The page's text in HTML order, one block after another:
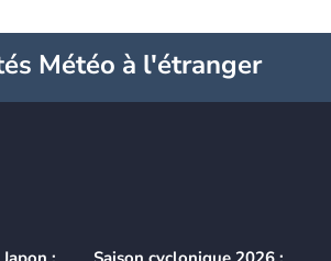
Météo à l'étranger